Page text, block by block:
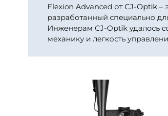
Flexion Advanced от CJ-Optik
разработанный специально
Инженерам CJ-Optik удалось
механику и легкость